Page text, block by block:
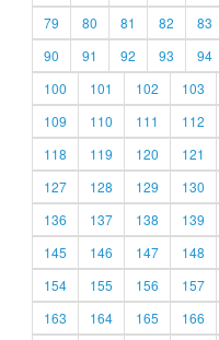
79
80 81 82 83
90
91 92 93 94
100
101 102 103
109
110 111 112
118
119 120 121
127
128 129 130
136
137 138 139
145
146 147 148
154
155 156 157
163
164 165 166